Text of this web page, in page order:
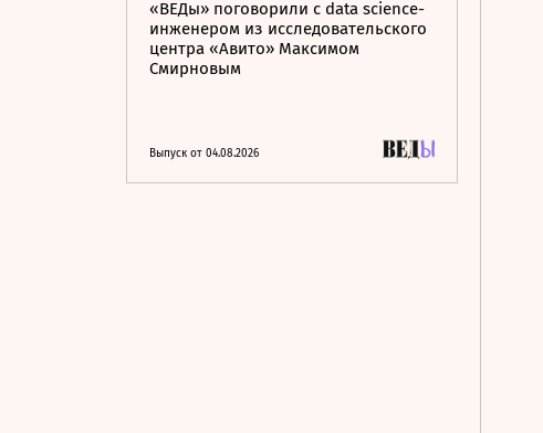
«ВЕДы» поговорили с data science-
инженером из исследовательского
центра «Авито» Максимом
Смирновым
Выпуск от 04.08.2026